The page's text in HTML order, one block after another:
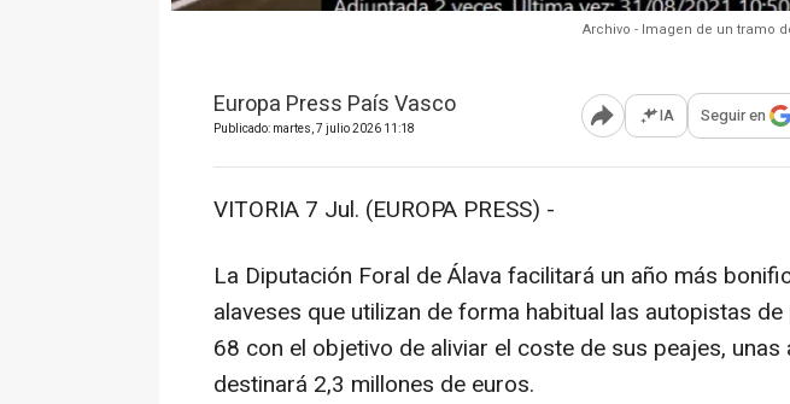
Archivo - Imagen de un tramo
Europa Press País Vasco
Publicado: martes, 7 julio 2026 11:18 Abrir opciones para
IA Seguir en
VITORIA 7 Jul. (EUROPA PRESS) -
La Diputación Foral de Álava facilitará un año más
alaveses que utilizan de forma habitual las autopistas
68 con el objetivo de aliviar el coste de sus peajes, unas
destinará 2,3 millones de euros.